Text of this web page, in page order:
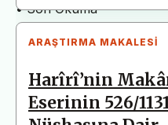
• Son Okuma
ARAŞTIRMA MAKALESI
Harîrî’nin
Eserinin 526/